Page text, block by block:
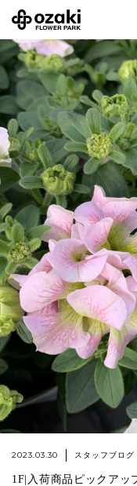
2023.03.30 スタッフブログ
1F|入荷商品ピックアッ